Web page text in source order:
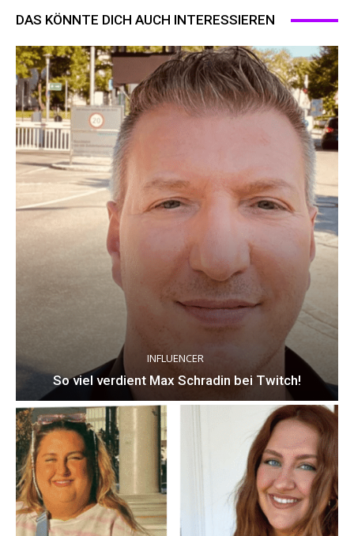
DAS KÖNNTE DICH AUCH INTERESSIEREN
INFLUENCER
So viel verdient Max Schradin bei Twitch!